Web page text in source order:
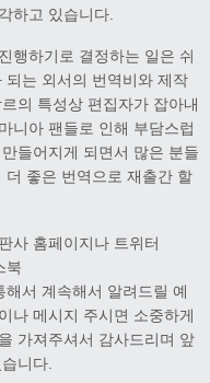
하고 있습니다.
행하기로 결정하는 일은 쉬
는 외서의 번역비와 제작
의 특성상 편집자가 잡아내
니아 팬들로 인해 부담스럽
들어지게 되면서 많은 분들
좋은 번역으로 재출간 할
사 홈페이지나 트위터
북
해서 계속해서 알려드릴 예
나 메시지 주시면 소중하게
가져주셔서 감사드리며 앞
니다.